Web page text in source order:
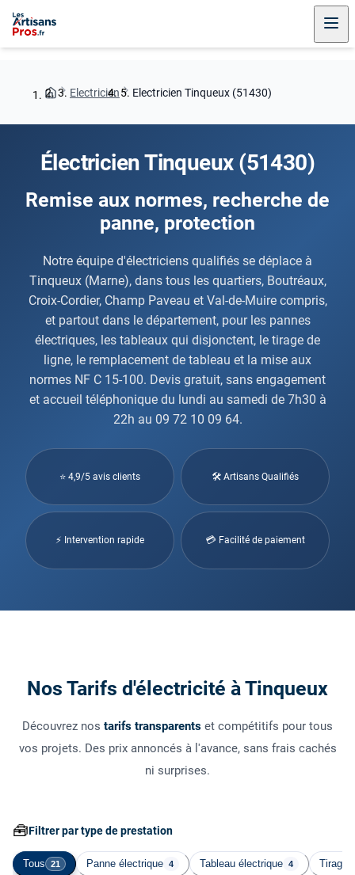
Electricien Electricien Tinqueux (51430)
Électricien Tinqueux (51430)
Remise aux normes, recherche de
panne, protection
Notre équipe d'électriciens qualifiés se déplace à
Tinqueux (Marne), dans tous les quartiers, Boutréaux,
Croix-Cordier, Champ Paveau et Val-de-Muire compris,
et partout dans le département, pour les pannes
électriques, les tableaux qui disjonctent, le tirage de
ligne, le remplacement de tableau et la mise aux
normes NF C 15-100. Devis gratuit, sans engagement
et accueil téléphonique du lundi au samedi de 7h30 à
22h au 09 72 10 09 64.
⭐ 4,9/5 avis clients 🛠 Artisans Qualifiés
⚡ Intervention rapide 💳 Facilité de paiement
Nos Tarifs d'électricité à Tinqueux
Découvrez nos tarifs transparents et compétitifs pour tous
vos projets. Des prix annoncés à l'avance, sans frais cachés
ni surprises.
🧰Filtrer par type de prestation
Tous 21 Panne électrique 4 Tableau électrique 4 Tirage